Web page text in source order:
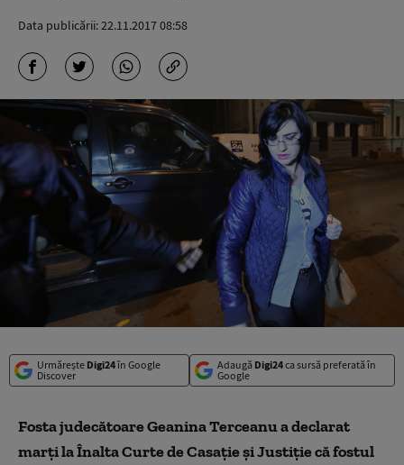
Data publicării:22.11.2017 08:58
Urmărește Digi24în Google
Discover
Adaugă Digi24ca sursă preferată în
Google
Fosta judecătoare Geanina Terceanu a declarat
marți la Înalta Curte de Casație și Justiție că fostul